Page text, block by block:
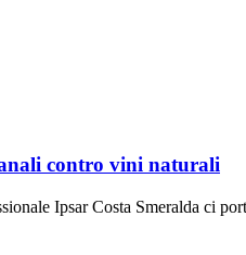
contro vini naturali
Ipsar Costa Smeralda ci